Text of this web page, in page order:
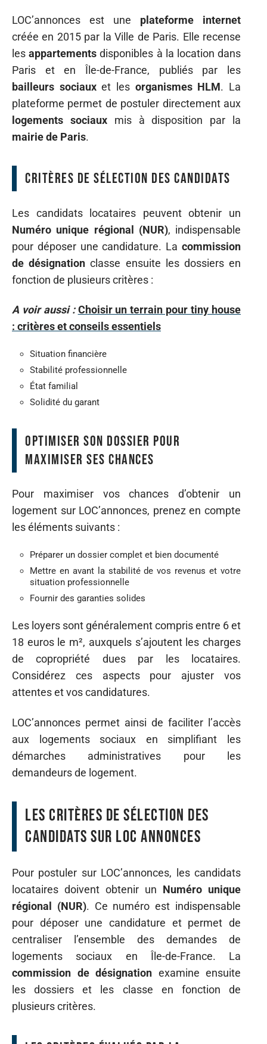
LOC’annonces est une plateforme internet
créée en 2015 par la Ville de Paris. Elle recense
lesappartements disponibles à la location dans
Paris et en Île-de-France, publiés par les
bailleurs sociauxet les organismes HLM. La
plateforme permet de postuler directement aux
logements sociauxmis à disposition par la
mairie de Paris.
Critères de sélection des candidats
Les candidats locataires peuvent obtenir un
Numéro unique régional (NUR), indispensable
pour déposer une candidature. La commission
de désignation classe ensuite les dossiers en
fonction de plusieurs critères :
A voir aussi : Choisir un terrain pour tiny house
: critères et conseils essentiels
Situation financière
Stabilité professionnelle
État familial
Solidité du garant
Optimiser son dossier pour
maximiser ses chances
Pour maximiser vos chances d’obtenir un
logement sur LOC’annonces, prenez en compte
les éléments suivants :
Préparer un dossier complet et bien documenté
Mettre en avant la stabilité de vos revenus et votre
situation professionnelle
Fournir des garanties solides
Les loyers sont généralement compris entre 6 et
18 euros le m², auxquels s’ajoutent les charges
de copropriété dues par les locataires.
Considérez ces aspects pour ajuster vos
attentes et vos candidatures.
LOC’annonces permet ainsi de faciliter l’accès
aux logements sociaux en simplifiant les
démarches administratives pour les
demandeurs de logement.
Les critères de sélection des
candidats sur Loc Annonces
Pour postuler sur LOC’annonces, les candidats
locataires doivent obtenir un Numéro unique
régional (NUR). Ce numéro est indispensable
pour déposer une candidature et permet de
centraliser l’ensemble des demandes de
logements sociaux en Île-de-France. La
commission de désignation examine ensuite
les dossiers et les classe en fonction de
plusieurs critères.